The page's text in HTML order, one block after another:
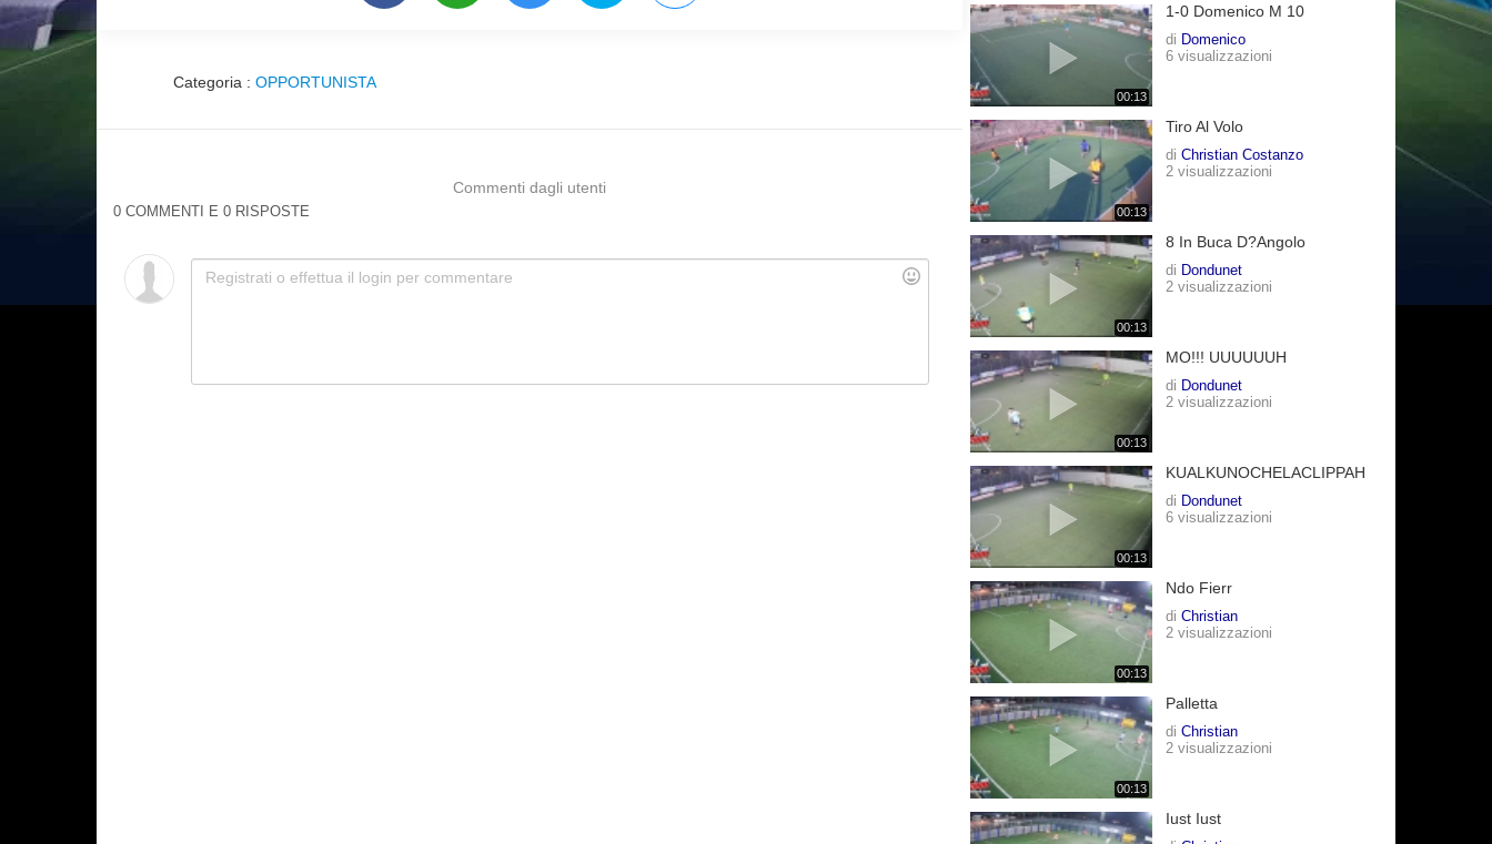
00:13
1-0 Domenico M 10
di Domenico
6 visualizzazioni
00:13
Tiro Al Volo
di Christian Costanzo
2 visualizzazioni
00:13
8 In Buca D?angolo
di Dondunet
2 visualizzazioni
00:13
MO!!! UUUUUUH
di Dondunet
2 visualizzazioni
00:13
KUALKUNOCHELACLIPPAH
di Dondunet
6 visualizzazioni
00:13
Ndo Fierr
di Christian
2 visualizzazioni
00:13
Palletta
di Christian
2 visualizzazioni
Iust Iust
Categoria : OPPORTUNISTA
Commenti dagli utenti
0 COMMENTI E 0 RISPOSTE